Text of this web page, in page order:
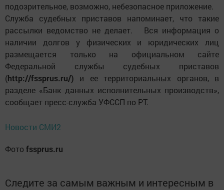
подозрительное, возможно, небезопасное приложение.
Служба судебных приставов напоминает, что такие
рассылки ведомство не делает. Вся информация о
наличии долгов у физических и юридических лиц
размещается только на официальном сайте
Федеральной службы судебных приставов
(http://fssprus.ru/) и ее территориальных органов, в
разделе «Банк данных исполнительных производств»,
сообщает пресс-служба УФССП по РТ.
Новости СМИ2
Фото fssprus.ru
Следите за самым важным и интересным в